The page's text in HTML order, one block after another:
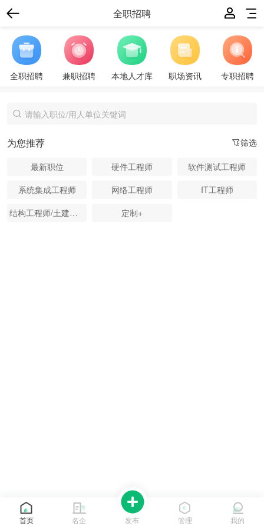
全职招聘
全职招聘 兼职招聘 本地人才库 职场资讯 专职招聘
筛选
为您推荐
最新职位 硬件工程师
软件测试工程师
系统集成工程师
网络工程师
IT工程师
结构工程师/土建工程师
定制+
首页 名企 发布 管理 我的